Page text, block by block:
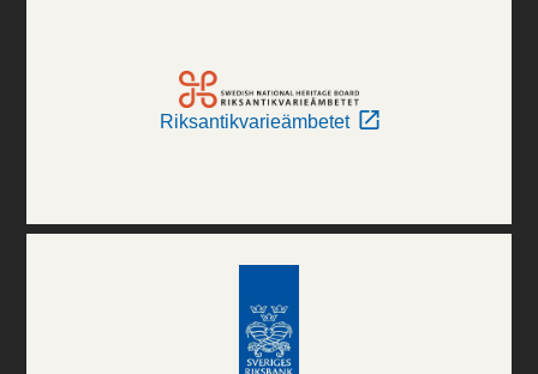
Riksantikvarieämbetet